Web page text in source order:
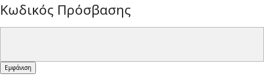
Κωδικός Πρόσβασης
Εμφάνιση